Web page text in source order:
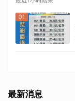
01
最新消息